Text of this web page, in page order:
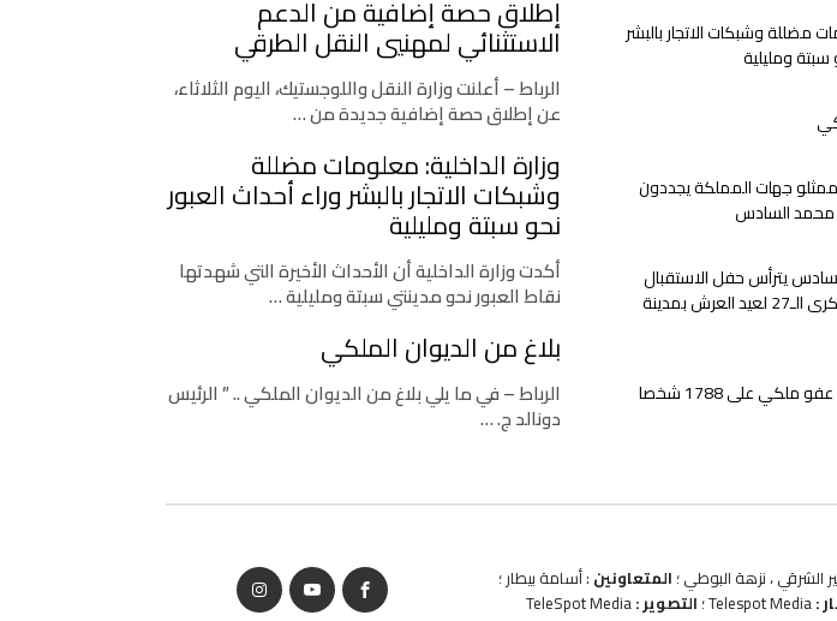
مضللة وشبكات الاتجار بالبشر
سبتة ومليلية
جهات المملكة يجددون
محمد السادس
يترأس حفل الاستقبال
الرسمي بمناسبة الذكرى الـ27 لعيد العرش بمدينة
على 1788 شخصا
إطلاق حصة إضافية من الدعم
الاستثنائي لمهنيي النقل الطرقي
الرباط – أعلنت وزارة النقل واللوجستيك، اليوم الثلاثاء،
عن إطلاق حصة إضافية جديدة من …
وزارة الداخلية: معلومات مضللة
وشبكات الاتجار بالبشر وراء أحداث العبور
نحو سبتة ومليلية
أكدت وزارة الداخلية أن الأحداث الأخيرة التي شهدتها
نقاط العبور نحو مدينتي سبتة ومليلية …
بلاغ من الديوان الملكي
الرباط – في ما يلي بلاغ من الديوان الملكي .. ” الرئيس
دونالد ج. …
الشرقي ، نزهة البوطي ؛ المتعاونين : أسامة بيطار ؛
:Telespot Media ؛ التصوير :TeleSpot Media